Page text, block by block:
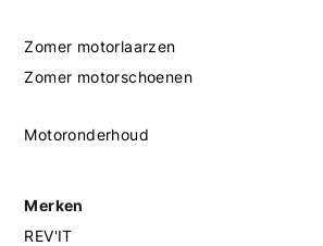
Zomer motorlaarzen
Zomer motorschoenen
Motoronderhoud
Merken
REV'IT